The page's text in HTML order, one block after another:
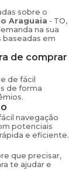
sobre o
Araguaia - TO,
na sua
em
de comprar
de fácil
de forma
navegação
potenciais
e eficiente.
que precisar,
te ajudar e